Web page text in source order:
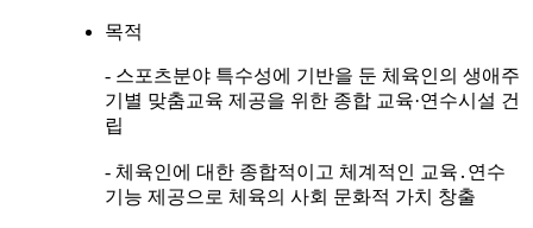
목적
- 스포츠분야 특수성에 기반을 둔 체육인의 생애주
기별 맞춤교육 제공을 위한 종합 교육·연수시설 건
립
- 체육인에 대한 종합적이고 체계적인 교육․연수
기능 제공으로 체육의 사회 문화적 가치 창출